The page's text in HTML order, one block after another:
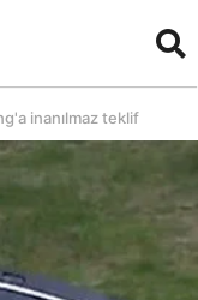
inanılmaz teklif